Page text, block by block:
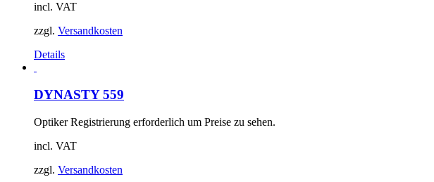
incl. VAT
zzgl. Versandkosten
Details
DYNASTY 559
Optiker Registrierung erforderlich um Preise zu sehen.
incl. VAT
zzgl. Versandkosten